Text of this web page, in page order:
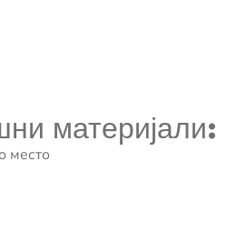
материјали:
место